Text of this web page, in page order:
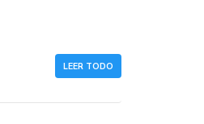
LEER TODO